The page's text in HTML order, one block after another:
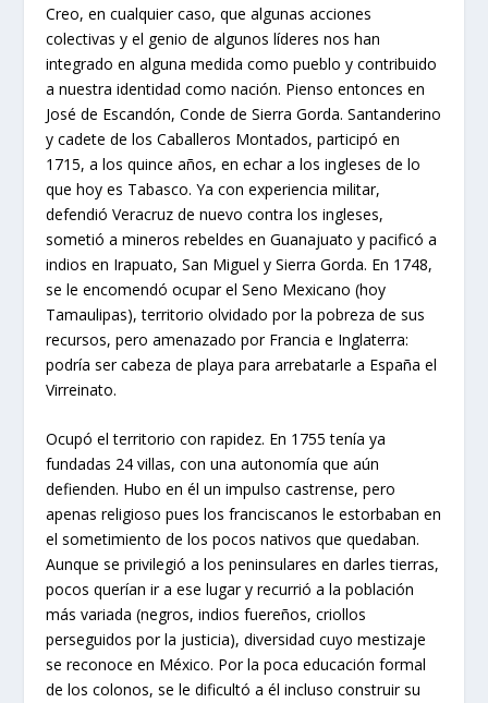
Creo, en cualquier caso, que algunas acciones
colectivas y el genio de algunos líderes nos han
integrado en alguna medida como pueblo y contribuido
a nuestra identidad como nación. Pienso entonces en
José de Escandón, Conde de Sierra Gorda. Santanderino
y cadete de los Caballeros Montados, participó en
1715, a los quince años, en echar a los ingleses de lo
que hoy es Tabasco. Ya con experiencia militar,
defendió Veracruz de nuevo contra los ingleses,
sometió a mineros rebeldes en Guanajuato y pacificó a
indios en Irapuato, San Miguel y Sierra Gorda. En 1748,
se le encomendó ocupar el Seno Mexicano (hoy
Tamaulipas), territorio olvidado por la pobreza de sus
recursos, pero amenazado por Francia e Inglaterra:
podría ser cabeza de playa para arrebatarle a España el
Virreinato.
Ocupó el territorio con rapidez. En 1755 tenía ya
fundadas 24 villas, con una autonomía que aún
defienden. Hubo en él un impulso castrense, pero
apenas religioso pues los franciscanos le estorbaban en
el sometimiento de los pocos nativos que quedaban.
Aunque se privilegió a los peninsulares en darles tierras,
pocos querían ir a ese lugar y recurrió a la población
más variada (negros, indios fuereños, criollos
perseguidos por la justicia), diversidad cuyo mestizaje
se reconoce en México. Por la poca educación formal
de los colonos, se le dificultó a él incluso construir su